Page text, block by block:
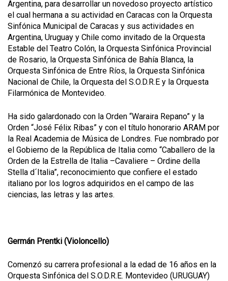
Argentina, para desarrollar un novedoso proyecto artístico
el cual hermana a su actividad en Caracas con la Orquesta
Sinfónica Municipal de Caracas y sus actividades en
Argentina, Uruguay y Chile como invitado de la Orquesta
Estable del Teatro Colón, la Orquesta Sinfónica Provincial
de Rosario, la Orquesta Sinfónica de Bahía Blanca, la
Orquesta Sinfónica de Entre Ríos, la Orquesta Sinfónica
Nacional de Chile, la Orquesta del S.O.D.R.E y la Orquesta
Filarmónica de Montevideo.
Ha sido galardonado con la Orden “Waraira Repano” y la
Orden “José Félix Ribas” y con el título honorario ARAM por
la Real Academia de Música de Londres. Fue nombrado por
el Gobierno de la República de Italia como “Caballero de la
Orden de la Estrella de Italia –Cavaliere – Ordine della
Stella d´Italia”, reconocimiento que confiere el estado
italiano por los logros adquiridos en el campo de las
ciencias, las letras y las artes.
Germán Prentki (Violoncello)
Comenzó su carrera profesional a la edad de 16 años en la
Orquesta Sinfónica del S.O.D.R.E. Montevideo (URUGUAY)